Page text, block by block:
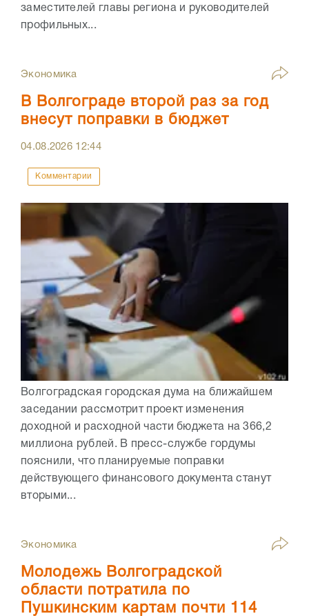
заместителей главы региона и руководителей
профильных...
Экономика
В Волгограде второй раз за год
внесут поправки в бюджет
04.08.2026 12:44
Комментарии
Волгоградская городская дума на ближайшем
заседании рассмотрит проект изменения
доходной и расходной части бюджета на 366,2
миллиона рублей. В пресс-службе гордумы
пояснили, что планируемые поправки
действующего финансового документа станут
вторыми...
Экономика
Молодежь Волгоградской
области потратила по
Пушкинским картам почти 114